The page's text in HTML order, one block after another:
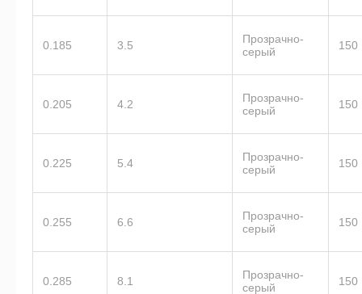
0.185 3.5
Прозрачно-
серый
150
0.205 4.2
Прозрачно-
серый
150
0.225 5.4
Прозрачно-
серый
150
0.255 6.6
Прозрачно-
серый
150
0.285 8.1
Прозрачно-
серый
150